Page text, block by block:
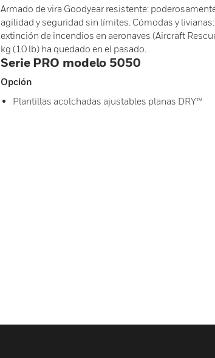
Armado de vira Goodyear resistente:
agilidad y seguridad sin límites. Cómodas y
extinción de incendios en aeronaves (Aircraft
kg (10 lb) ha quedado en el pasado.
Serie PRO modelo 5050
Opción
Plantillas acolchadas ajustables planas DRY™